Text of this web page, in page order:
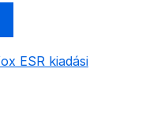
ESR kiadási